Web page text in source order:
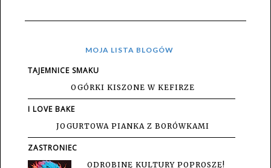
MOJA LISTA BLOGÓW
TAJEMNICE SMAKU
OGÓRKI KISZONE W KEFIRZE
I LOVE BAKE
JOGURTOWA PIANKA Z BORÓWKAMI
ZASTRONIEC
ODROBINĘ KULTURY POPROSZĘ!